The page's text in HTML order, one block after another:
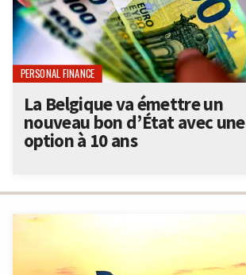
PERSONAL FINANCE
La Belgique va émettre un
nouveau bon d’État avec une
option à 10 ans